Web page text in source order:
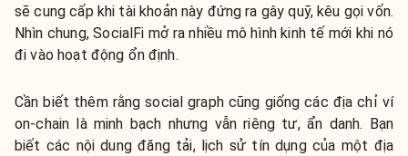
sẽ cung cấp khi tài khoản này đứng ra gây quỹ, kêu gọi vốn.
Nhìn chung, SocialFi mở ra nhiều mô hình kinh tế mới khi nó
đi vào hoạt động ổn định.
Cần biết thêm rằng social graph cũng giống các địa chỉ ví
on-chain là minh bạch nhưng vẫn riêng tư, ẩn danh. Bạn
biết các nội dung đăng tải, lịch sử tín dụng của một địa